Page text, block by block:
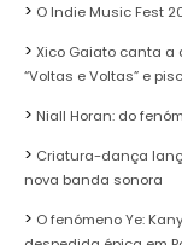
O Indie Music Fest
Xico Gaiato canta a
“Voltas e Voltas” e
Niall Horan: do
Criatura-dança
nova banda sonora
O fenómeno Ye: